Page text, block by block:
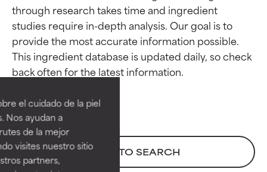
el cuidado de la piel
Nos ayudan a
de la mejor
visites nuestro sitio
partners,
through research takes time and ingredient
studies require in-depth analysis. Our goal is to
provide the most accurate information possible.
This ingredient database is updated daily, so check
BACK TO SEARCH
Calificaciones de
ingredientes
EXCELENTE
Ingrediente sobresaliente con
beneficios reales para la piel. Su
eficacia está demostrada y
respaldada por estudios
Calificaciones de
ingredientes
EXCELENTE
Ingrediente sobresaliente con
beneficios reales para la piel. Su
eficacia está demostrada y
respaldada por estudios